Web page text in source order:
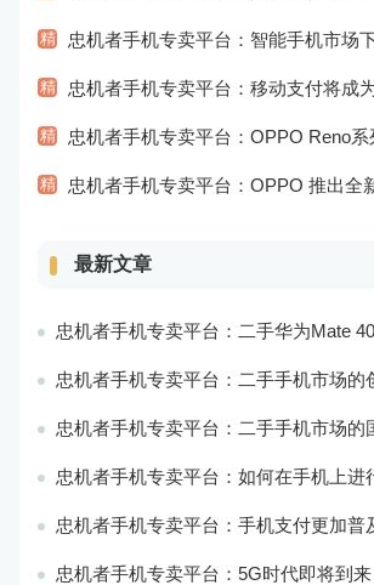
精 忠机者手机专卖平台：智能手机市场
精 忠机者手机专卖平台：移动支付将成为未来消
精 忠机者手机专卖平台：OPPO Reno系列市
精 忠机者手机专卖平台：OPPO 推出全新 Reno7
最新文章
忠机者手机专卖平台：二手华为Mate 40 Pro市场价格持
忠机者手机专卖平台：二手手机市场的创新发展和科
忠机者手机专卖平台：二手手机市场的国际化发展和拓展海
忠机者手机专卖平台：如何在手机上进行问卷
忠机者手机专卖平台：手机支付更加普及，移动支付将成
忠机者手机专卖平台：5G时代即将到来，手机市场面临新机